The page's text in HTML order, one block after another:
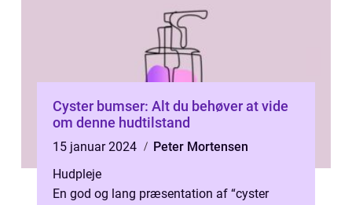
Cyster bumser: Alt du behøver at vide
om denne hudtilstand
15 januar 2024
Peter Mortensen
Hudpleje
En god og lang præsentation af “cyster